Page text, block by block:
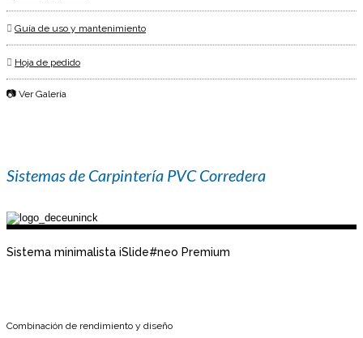
Guía de uso y mantenimiento
Hoja de pedido
📷 Ver Galería
Sistemas de Carpintería PVC Corredera
Sistema minimalista iSlide#neo Premium
Combinación de rendimiento y diseño